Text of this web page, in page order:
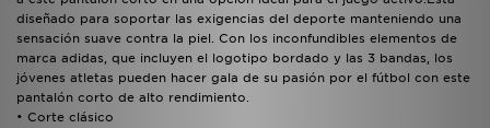
diseñado para soportar las exigencias del deporte manteniendo una
sensación suave contra la piel. Con los inconfundibles elementos de
marca adidas, que incluyen el logotipo bordado y las 3 bandas, los
jóvenes atletas pueden hacer gala de su pasión por el fútbol con este
pantalón corto de alto rendimiento.
• Corte clásico